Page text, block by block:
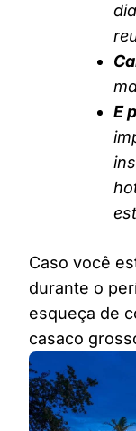
E
Caso você
durante o
esqueça de
casaco